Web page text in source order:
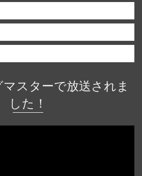
スターで放送されま
した！